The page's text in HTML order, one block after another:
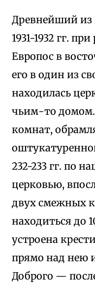
Древнейший из
1931-1932 гг.
Европос в
его в один из
находилась
чьим-то домом.
комнат,
232-233 гг. по
церковью,
двух смежных
находиться до
устроена
прямо над нею
Доброго —